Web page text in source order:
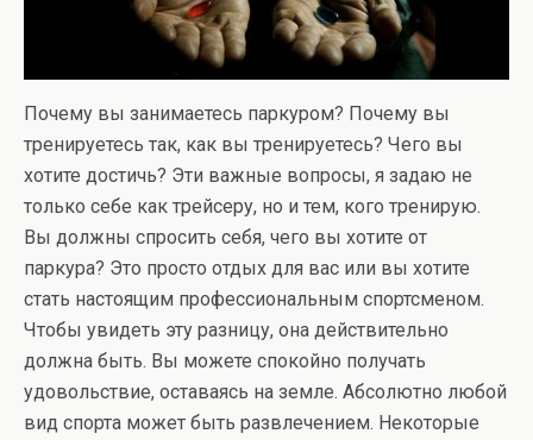
Почему вы занимаетесь паркуром? Почему вы
тренируетесь так, как вы тренируетесь? Чего вы
хотите достичь? Эти важные вопросы, я задаю не
только себе как трейсеру, но и тем, кого тренирую.
Вы должны спросить себя, чего вы хотите от
паркура? Это просто отдых для вас или вы хотите
стать настоящим профессиональным спортсменом.
Чтобы увидеть эту разницу, она действительно
должна быть. Вы можете спокойно получать
удовольствие, оставаясь на земле. Абсолютно любой
вид спорта может быть развлечением. Некоторые